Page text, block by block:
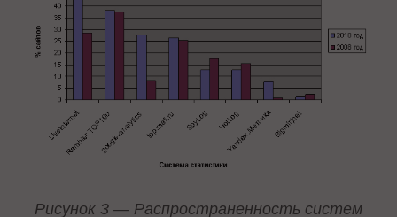
Рисунок 3 — Распространенность систем